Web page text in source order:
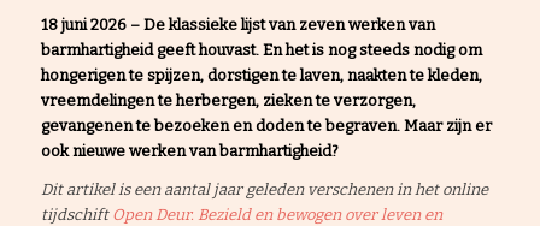
18 juni 2026 – De klassieke lijst van zeven werken van
barmhartigheid geeft houvast. En het is nog steeds nodig om
hongerigen te spijzen, dorstigen te laven, naakten te kleden,
vreemdelingen te herbergen, zieken te verzorgen,
gevangenen te bezoeken en doden te begraven. Maar zijn er
ook nieuwe werken van barmhartigheid?
Dit artikel is een aantal jaar geleden verschenen in het online
tijdschift Open Deur. Bezield en bewogen over leven en